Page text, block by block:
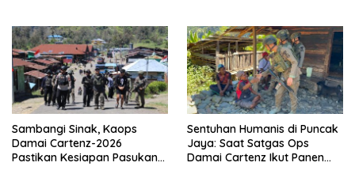
Sambangi Sinak, Kaops
Damai Cartenz-2026
Pastikan Kesiapan Pasukan
Sentuhan Humanis di Puncak
Jaya: Saat Satgas Ops
Damai Cartenz Ikut Panen